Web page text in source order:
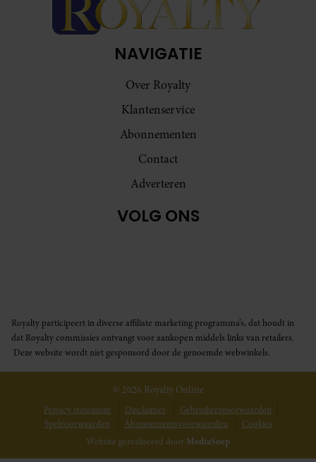
NAVIGATIE
Over Royalty
Klantenservice
Abonnementen
Contact
Adverteren
VOLG ONS
Royalty participeert in diverse affiliate marketing programma’s, dat houdt in
dat Royalty commissies ontvangt voor aankopen middels links van retailers.
Deze website wordt niet gesponsord door de genoemde webwinkels.
© 2026 Royalty Online
Privacy statement Disclaimer
Gebruikersvoorwaarden
Spelvoorwaarden
Abonnementsvoorwaarden
Cookies
Website gerealiseerd door MediaSoep